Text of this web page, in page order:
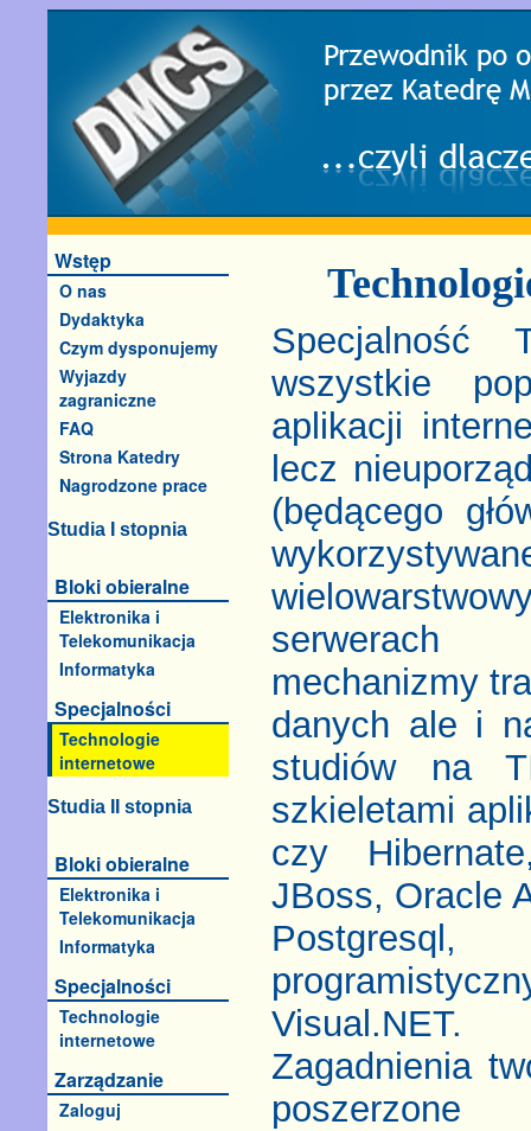
Wstęp
O nas
Dydaktyka
Czym dysponujemy
Wyjazdy
zagraniczne
FAQ
Strona Katedry
Nagrodzone prace
Studia I stopnia
Bloki obieralne
Elektronika i
Telekomunikacja
Informatyka
Specjalności
Technologie
internetowe
Studia II stopnia
Bloki obieralne
Elektronika i
Telekomunikacja
Informatyka
Specjalności
Technologie
internetowe
Zarządzanie
Zaloguj
Specjalność
wszystkie
aplikacji
lecz
(będącego
serwerach
mechanizmy
danych ale i
studiów na
szkieletami
czy
JBoss, Oracle
Visual.NET.
Zagadnienia
poszerzone